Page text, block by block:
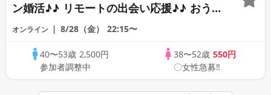
ン婚活♪♪ リモートの出会い応援♪♪ おう
ちで乾杯しませんか♪♪ ☆全国の方が対象
PARTY!!
オンライン 8/28（金） 22:15〜
40〜53歳 2,500円
参加者調整中
38〜52歳 550円
〇女性急募‼